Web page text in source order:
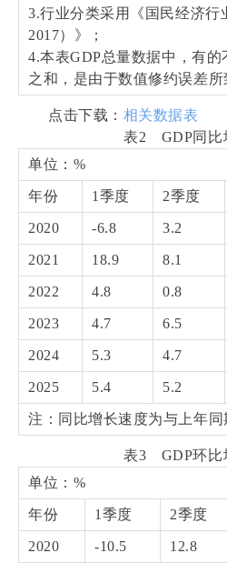
3.行业分类采用《国民经济行
2017）》；
4.本表GDP总量数据中，有的
之和，是由于数值修约误差所
点击下载： 相关数据表
表2 GDP同比
单位：%
年份 1季度 2季度
2020 -6.8 3.2
2021 18.9 8.1
2022 4.8 0.8
2023 4.7 6.5
2024 5.3 4.7
2025 5.4 5.2
注：同比增长速度为与上年同
表3 GDP环比
单位：%
年份 1季度 2季度
2020 -10.5 12.8